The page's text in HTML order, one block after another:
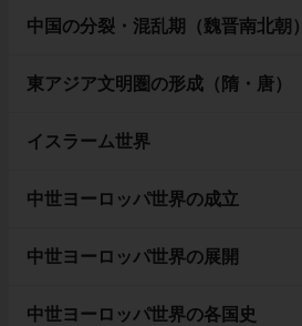
中国の分裂・混乱期（魏晋南北朝）
東アジア文明圏の形成（隋・唐）
イスラーム世界
中世ヨーロッパ世界の成立
中世ヨーロッパ世界の展開
中世ヨーロッパ世界の各国史